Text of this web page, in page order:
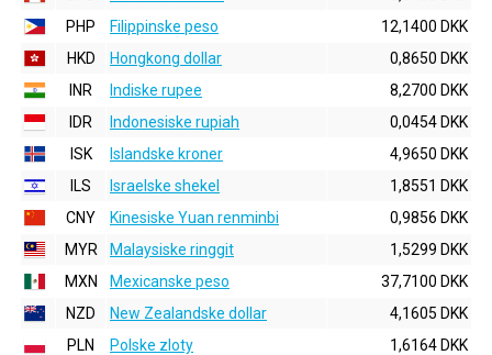
PHP
Filippinske peso
12,1400 DKK
HKD
Hongkong dollar
0,8650 DKK
INR
Indiske rupee
8,2700 DKK
IDR
Indonesiske rupiah
0,0454 DKK
ISK
Islandske kroner
4,9650 DKK
ILS
Israelske shekel
1,8551 DKK
CNY
Kinesiske Yuan renminbi
0,9856 DKK
MYR
Malaysiske ringgit
1,5299 DKK
MXN
Mexicanske peso
37,7100 DKK
NZD
New Zealandske dollar
4,1605 DKK
PLN
Polske zloty
1,6164 DKK